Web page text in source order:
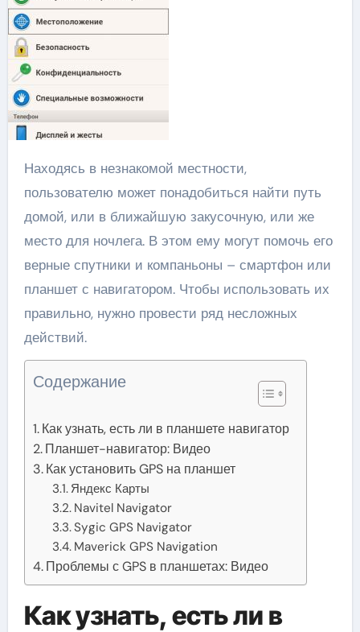
Находясь в незнакомой местности,
пользователю может понадобиться найти путь
домой, или в ближайшую закусочную, или же
место для ночлега. В этом ему могут помочь его
верные спутники и компаньоны – смартфон или
планшет с навигатором. Чтобы использовать их
правильно, нужно провести ряд несложных
действий.
Содержание
Как узнать, есть ли в планшете навигатор
Планшет-навигатор: Видео
Как установить GPS на планшет
Яндекс Карты
Navitel Navigator
Sygic GPS Navigator
Maverick GPS Navigation
Проблемы с GPS в планшетах: Видео
Как узнать, есть ли в